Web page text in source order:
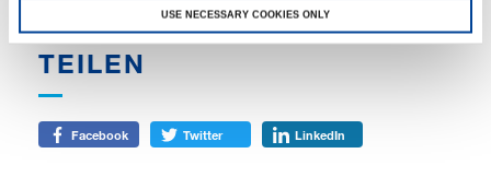
USE NECESSARY COOKIES ONLY
TEILEN
Facebook Twitter LinkedIn